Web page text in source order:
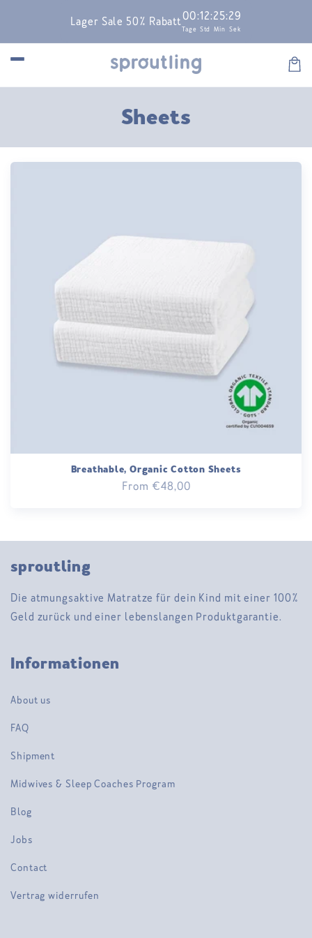
Lager Sale 50% Rabatt00
Tage
:12
Std
:25
Min
:29
Sek
C
o
l
c
i
o
n
:
Sheets
Breathable, Organic Cotton Sheets
Regular
From €48,00
sproutling
Die atmungsaktive Matratze für dein Kind mit einer 100%
Geld zurück und einer lebenslangen Produktgarantie.
Informationen
About us
FAQ
Shipment
Midwives & Sleep Coaches Program
Blog
Jobs
Contact
Vertrag widerrufen